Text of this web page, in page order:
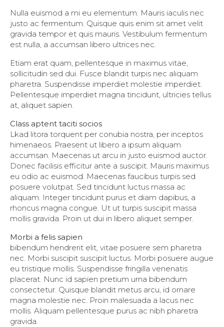
Nulla euismod a mi eu elementum. Mauris iaculis nec
justo ac fermentum. Quisque quis enim sit amet velit
gravida tempor et quis mauris. Vestibulum fermentum
est nulla, a accumsan libero ultrices nec.
Etiam erat quam, pellentesque in maximus vitae,
sollicitudin sed dui. Fusce blandit turpis nec aliquam
pharetra. Suspendisse imperdiet molestie imperdiet.
Pellentesque imperdiet magna tincidunt, ultricies tellus
at, aliquet sapien.
Class aptent taciti socios
Lkad litora torquent per conubia nostra, per inceptos
himenaeos. Praesent ut libero a ipsum aliquam
accumsan. Maecenas ut arcu in justo euismod auctor.
Donec facilisis efficitur ante a suscipit. Mauris maximus
eu odio ac euismod. Maecenas faucibus turpis sed
posuere volutpat. Sed tincidunt luctus massa ac
aliquam. Integer tincidunt purus et diam dapibus, a
rhoncus magna congue. Ut ut turpis suscipit massa
mollis gravida. Proin ut dui in libero aliquet semper.
Morbi a felis sapien
bibendum hendrerit elit, vitae posuere sem pharetra
nec. Morbi suscipit suscipit luctus. Morbi posuere augue
eu tristique mollis. Suspendisse fringilla venenatis
placerat. Nunc id sapien pretium urna bibendum
consectetur. Quisque blandit metus arcu, id ornare
magna molestie nec. Proin malesuada a lacus nec
mollis. Aliquam pellentesque purus ac nibh pharetra
gravida.